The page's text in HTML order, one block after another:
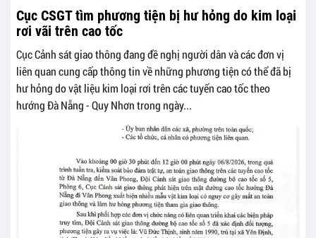
Cục CSGT tìm phương tiện bị hư hỏng do kim loại
rơi vãi trên cao tốc
Cục Cảnh sát giao thông đang đề nghị người dân và các đơn vị
liên quan cung cấp thông tin về những phương tiện có thể đã bị
hư hỏng do vật liệu kim loại rơi trên các tuyến cao tốc theo
hướng Đà Nẵng - Quy Nhơn trong ngày...